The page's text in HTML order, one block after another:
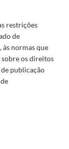
restrições
de
às normas que
os direitos
publicação